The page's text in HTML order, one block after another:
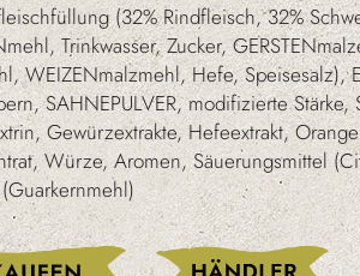
(32% Rindfleisch, 32%
Trinkwasser, Zucker,
WEIZENmalzmehl, Hefe, Speisesalz),
SAHNEPULVER, modifizierte
Gewürzextrakte, Hefeextrakt,
Würze, Aromen, Säuerungsmittel